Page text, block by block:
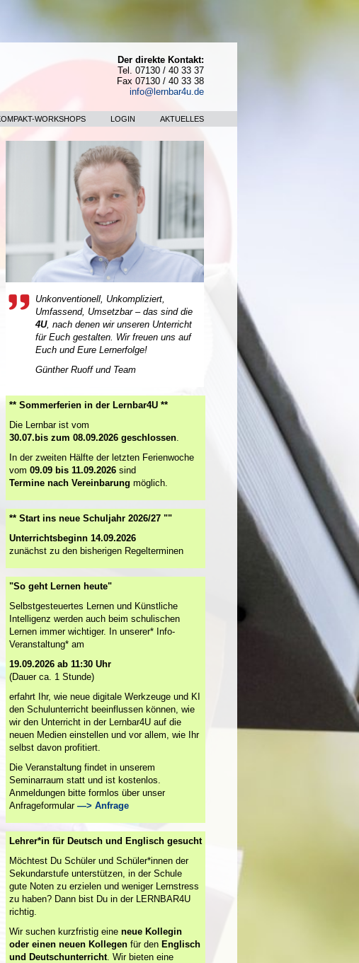
Der direkte Kontakt:
Tel. 07130 / 40 33 37
Fax 07130 / 40 33 38
info@lernbar4u.de
WORKSHOPS LOGIN AKTUELLES
Unkonventionell, Unkompliziert,
Umfassend, Umsetzbar – das sind die
4U, nach denen wir unseren Unterricht
für Euch gestalten. Wir freuen uns auf
Euch und Eure Lernerfolge!
Günther Ruoff und Team
** Sommerferien in der Lernbar4U **
Die Lernbar ist vom
30.07.bis zum 08.09.2026 geschlossen
In der zweiten Hälfte der letzten Ferienwoche
vom 09.09 bis 11.09.2026 sind
Termine nach Vereinbarung möglich.
** Start ins neue Schuljahr 2026/27 ""
Unterrichtsbeginn 14.09.2026
zunächst zu den bisherigen Regelterminen
"So geht Lernen heute"
Selbstgesteuertes Lernen und Künstliche
Intelligenz werden auch beim schulischen
Lernen immer wichtiger. In unserer* Info-
Veranstaltung* am
19.09.2026 ab 11:30 Uhr
(Dauer ca. 1 Stunde)
erfahrt Ihr, wie neue digitale Werkzeuge und KI
den Schulunterricht beeinflussen können, wie
wir den Unterricht in der Lernbar4U auf die
neuen Medien einstellen und vor allem, wie Ihr
selbst davon profitiert.
Die Veranstaltung findet in unserem
Seminarraum statt und ist kostenlos.
Anmeldungen bitte formlos über unser
Anfrageformular —> Anfrage
Lehrer*in für Deutsch und Englisch gesucht
Möchtest Du Schüler und Schüler*innen der
Sekundarstufe unterstützen, in der Schule
gute Noten zu erzielen und weniger Lernstress
zu haben? Dann bist Du in der LERNBAR4U
richtig.
Wir suchen kurzfristig eine neue Kollegin
oder einen neuen Kollegen für den Englisch
und Deutschunterricht. Wir bieten eine